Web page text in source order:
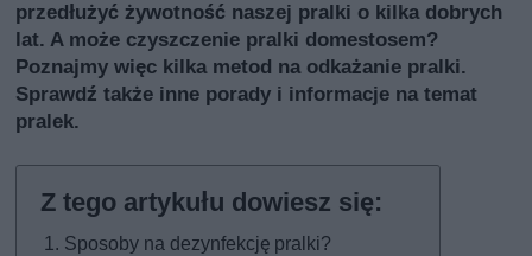
przedłużyć żywotność naszej pralki o kilka dobrych
lat. A może czyszczenie pralki domestosem?
Poznajmy więc kilka metod na odkażanie pralki.
Sprawdź także inne porady i informacje na temat
pralek.
Sposoby na dezynfekcję pralki?